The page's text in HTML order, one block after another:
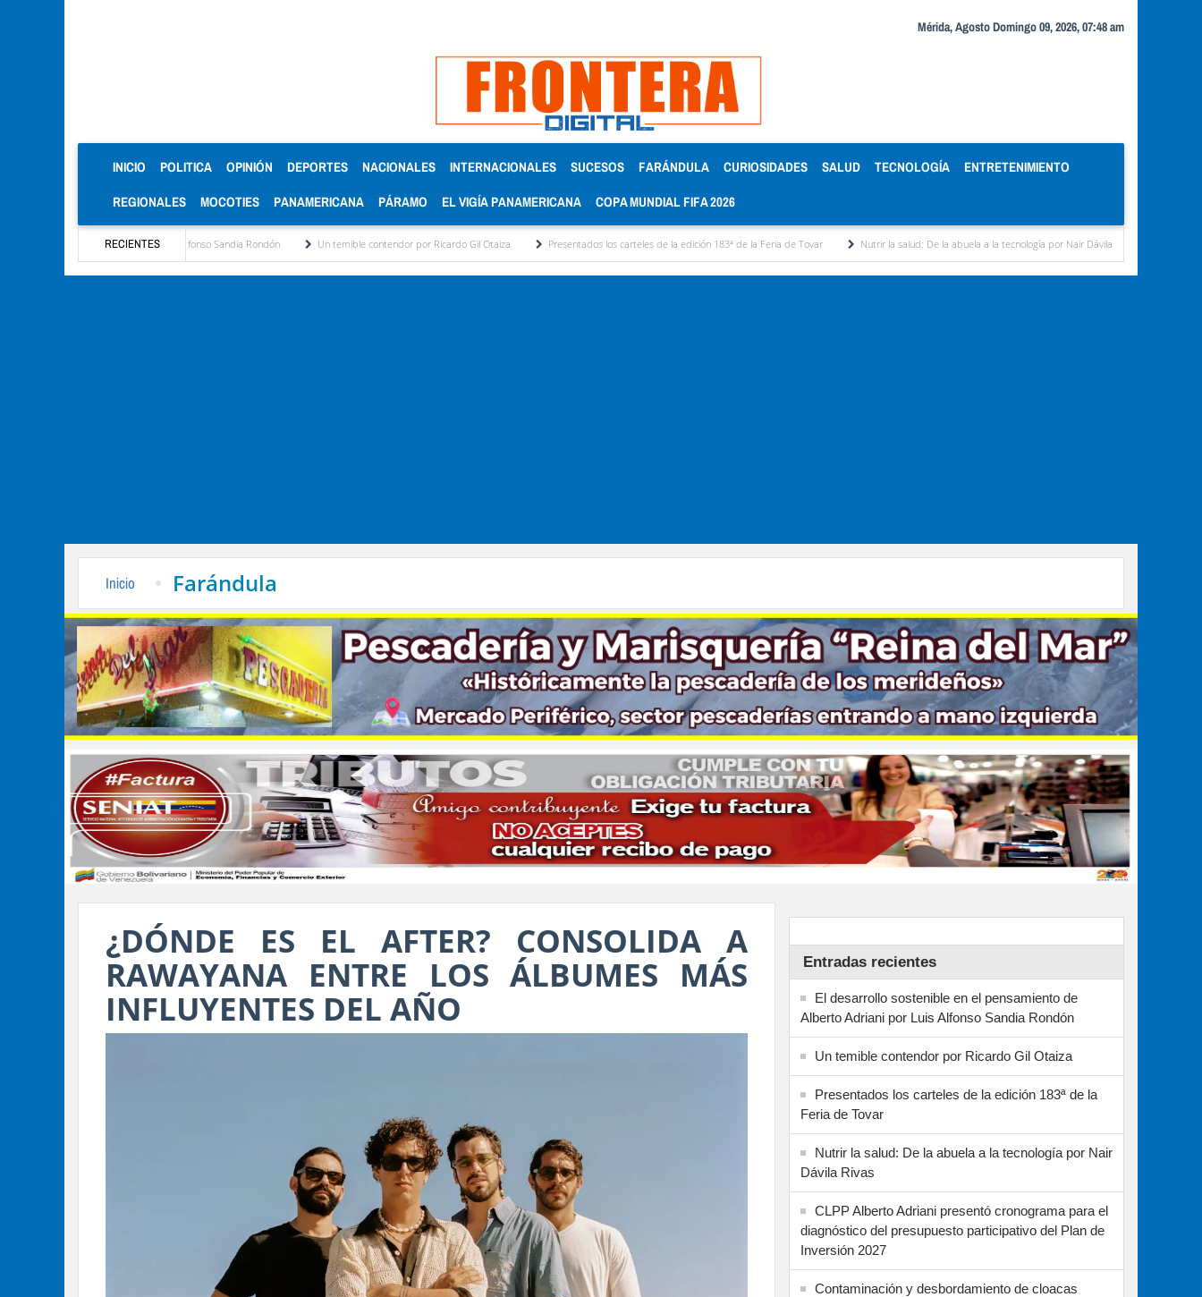
Mérida, Agosto Domingo 09, 2026, 07:48 am
INICIO (CURRENT)
POLITICA OPINIÓN DEPORTES NACIONALES INTERNACIONALES SUCESOS FARÁNDULA CURIOSIDADES SALUD TECNOLOGÍA ENTRETENIMIENTO
REGIONALES MOCOTIES PANAMERICANA PÁRAMO EL VIGÍA PANAMERICANA COPA MUNDIAL FIFA 2026
RECIENTES
Alberto Adriani por Luis Alfonso Sandia Rondón Un temible contendor por Ricardo Gil Otaiza Presentados los carteles de la edición 183ª de la Feria de Tovar Nutrir la salud: De la abuela a la tecnología por Nair Dávila Rivas CLPP Alberto
Inicio Farándula
¿DÓNDE ES EL AFTER? CONSOLIDA A
RAWAYANA ENTRE LOS ÁLBUMES MÁS
INFLUYENTES DEL AÑO
Entradas recientes
El desarrollo sostenible en el pensamiento de
Alberto Adriani por Luis Alfonso Sandia Rondón
Un temible contendor por Ricardo Gil Otaiza
Presentados los carteles de la edición 183ª de la
Feria de Tovar
Nutrir la salud: De la abuela a la tecnología por Nair
Dávila Rivas
CLPP Alberto Adriani presentó cronograma para el
diagnóstico del presupuesto participativo del Plan de
Inversión 2027
Contaminación y desbordamiento de cloacas